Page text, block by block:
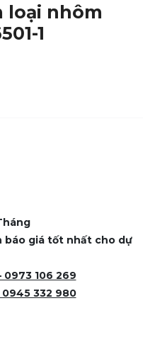
loại nhôm
1
báo giá tốt nhất cho dự
0973 106 269
0945 332 980